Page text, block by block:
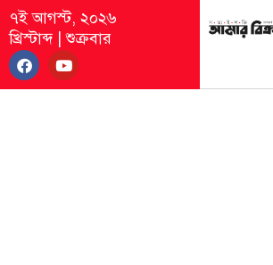
৭ই আগস্ট, ২০২৬
খ্রিস্টাব্দ|শুক্রবার